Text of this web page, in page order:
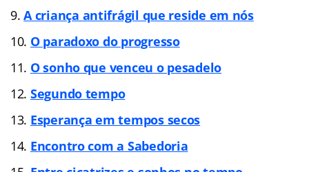
A criança antifrágil que reside em nós
O paradoxo do progresso
O sonho que venceu o pesadelo
Segundo tempo
Esperança em tempos secos
Encontro com a Sabedoria